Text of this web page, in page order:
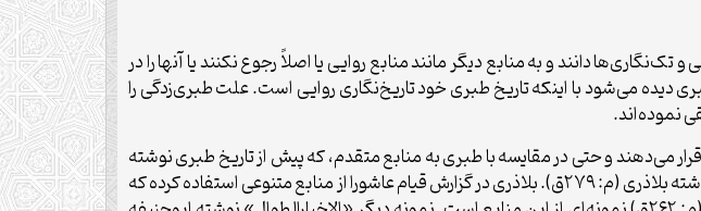
دانند و به منابع دیگر مانند منابع روایی یا اصلاً رجوع نکنند یا آنها را در
دیده می‌شود با اینکه تاریخ طبری خود تاریخ‌نگاری روایی است. علت طبری‌زدگی را
نموده‌اند.
اسلام آن را اصل قرار می‌دهند و حتی در مقایسه با طبری به منابع متقدم، که پیش از تاریخ طبری نوشته
شده و ارزش تاریخی آنها بیش از طبری است، کمتر توجه می‌کنند؛ برای مثال «انساب‌الاشراف» نوشته بلاذری (م: ۲۷۹ق). بلاذری در گزارش قیام عاشورا از منابع متنوعی استفاده کرده که